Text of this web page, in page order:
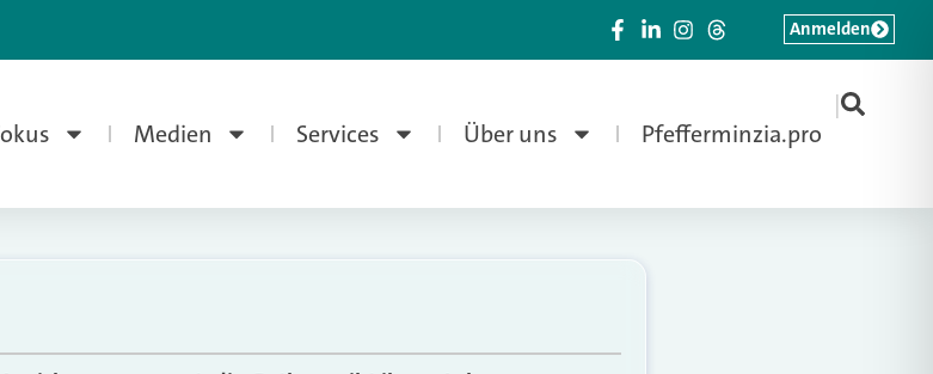
Medien Services Über uns Pfefferminzia.pro
|
Anmelden